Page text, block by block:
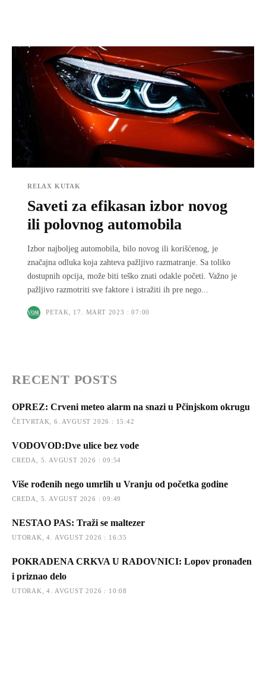
RELAX KUTAK
Saveti za efikasan izbor novog
ili polovnog automobila
Izbor najboljeg automobila, bilo novog ili korišćenog, je
značajna odluka koja zahteva pažljivo razmatranje. Sa toliko
dostupnih opcija, može biti teško znati odakle početi. Važno je
pažljivo razmotriti sve faktore i istražiti ih pre nego...
PETAK, 17. MART 2023 : 07:00
RECENT POSTS
OPREZ: Crveni meteo alarm na snazi u Pčinjskom okrugu
ČETVRTAK, 6. AVGUST 2026 : 15:42
VODOVOD:Dve ulice bez vode
CREDA, 5. AVGUST 2026 : 09:54
Više rođenih nego umrlih u Vranju od početka godine
CREDA, 5. AVGUST 2026 : 09:49
NESTAO PAS: Traži se maltezer
UTORAK, 4. AVGUST 2026 : 16:35
POKRADENA CRKVA U RADOVNICI: Lopov pronađen
i priznao delo
UTORAK, 4. AVGUST 2026 : 10:08